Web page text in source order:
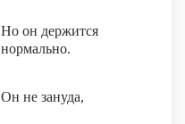
Но он держится
нормально.
Он не зануда,